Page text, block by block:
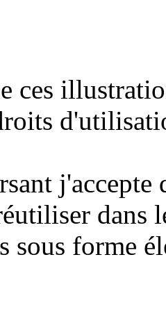
ces
dans
sous forme